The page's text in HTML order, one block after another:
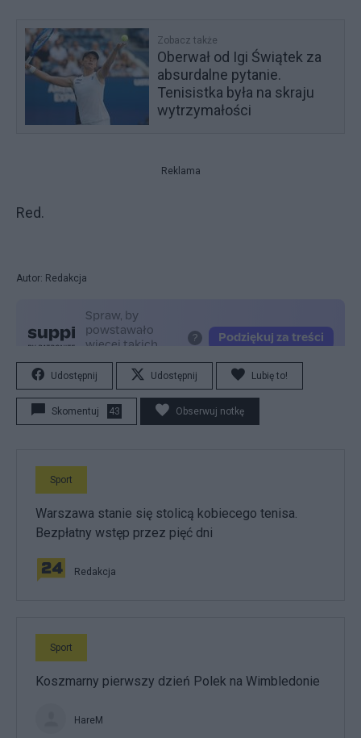
Zobacz także
Oberwał od Igi Świątek za
absurdalne pytanie.
Tenisistka była na skraju
wytrzymałości
Reklama
Red.
Autor: Redakcja
Udostępnij Udostępnij Lubię to!
Skomentuj 43 Obserwuj notkę
Sport
Warszawa stanie się stolicą kobiecego tenisa.
Bezpłatny wstęp przez pięć dni
Redakcja
Sport
Koszmarny pierwszy dzień Polek na Wimbledonie
HareM